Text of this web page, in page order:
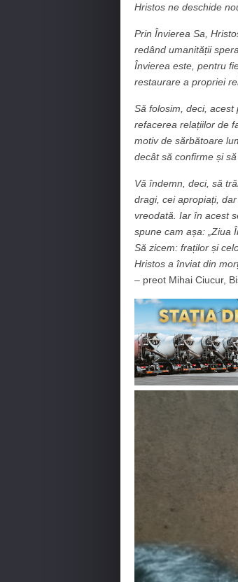
Hristos ne deschide
Prin Învierea Sa,
redând umanității
Învierea este, pentru
restaurare a propriei
Să folosim, deci,
refacerea relațiilor de
motiv de sărbătoare
decât să confirme și
Vă îndemn, deci, să
dragi, cei apropiați,
vreodată. Iar în acest
spune cam așa: „Ziua
Să zicem: fraților și
Hristos a înviat din
– preot Mihai Ciucur,